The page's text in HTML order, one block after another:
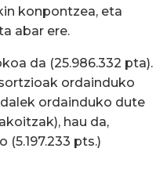
konpontzea, eta
abar ere.
da (25.986.332 pta).
ordainduko
ordainduko dute
hau da,
(5.197.233 pts.)